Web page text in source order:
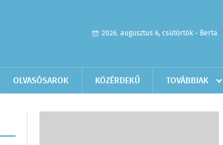
2026. augusztus 6, csütörtök - Berta
OLVASÓSAROK KÖZÉRDEKŰ TOVÁBBIAK